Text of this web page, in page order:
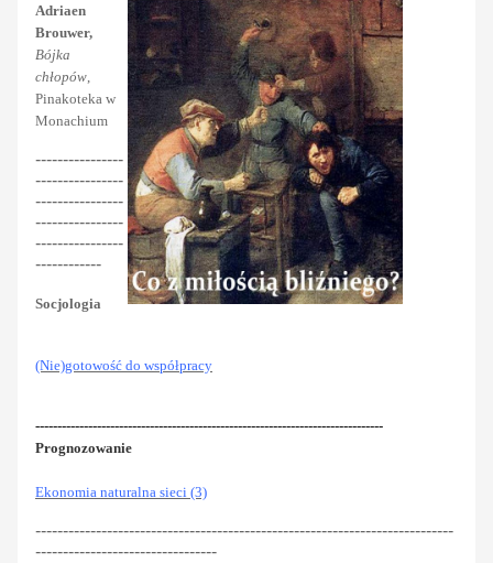
Adriaen
Brouwer,
Bójka
chłopów
Pinakoteka w
Monachium
----------------
----------------
----------------
----------------
----------------
------------
Socjologia
(Nie)gotowość do współpracy
-------------------------------------------------------------------------------
Prognozowanie
Ekonomia naturalna sieci (3)
----------------------------------------------------------------------------
---------------------------------